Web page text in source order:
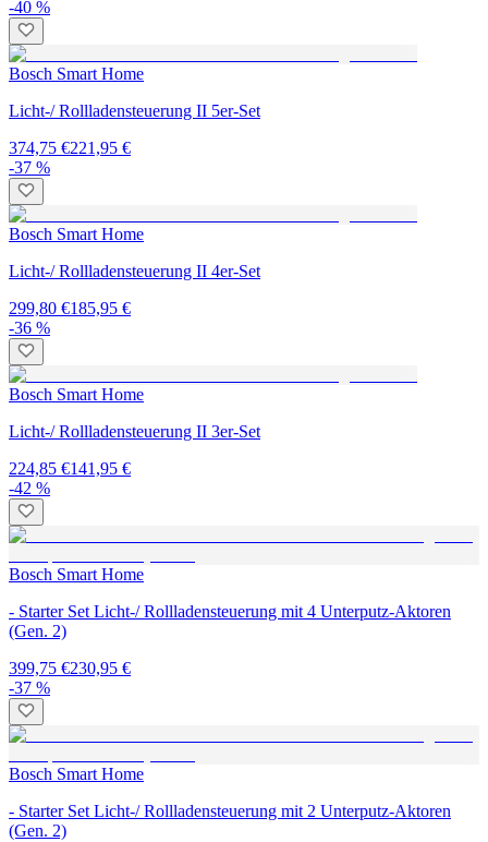
-40 %
Bosch Smart Home
Licht-/ Rollladensteuerung II 5er-Set
374,75 €221,95 €
-37 %
Bosch Smart Home
Licht-/ Rollladensteuerung II 4er-Set
299,80 €185,95 €
-36 %
Bosch Smart Home
Licht-/ Rollladensteuerung II 3er-Set
224,85 €141,95 €
-42 %
Bosch Smart Home
- Starter Set Licht-/ Rollladensteuerung mit 4 Unterputz-Aktoren
(Gen. 2)
399,75 €230,95 €
-37 %
Bosch Smart Home
- Starter Set Licht-/ Rollladensteuerung mit 2 Unterputz-Aktoren
(Gen. 2)